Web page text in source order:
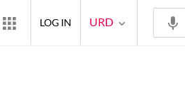
URD
LOG IN